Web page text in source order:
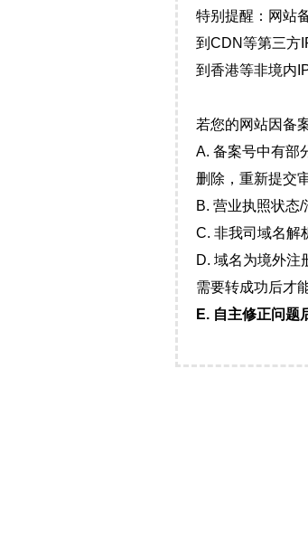
特别提醒：网站
到CDN等第三方
到香港等非境内
若您的网站因备
A. 备案号中有部
删除，重新提交
B. 营业执照状态
C. 非我司域名解
D. 域名为境外注
需要转成功后才
E. 自主修正问题